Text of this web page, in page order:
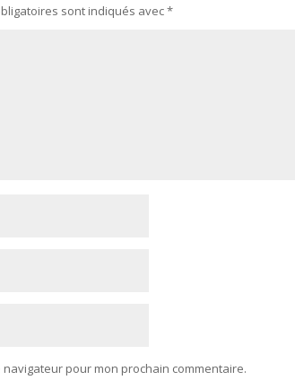
sont indiqués avec*
pour mon prochain commentaire.